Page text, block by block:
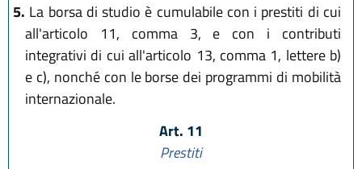
5. La borsa di studio è cumulabile con i prestiti di cui
all'articolo 11, comma 3, e con i contributi
integrativi di cui all'articolo 13, comma 1, lettere b)
e c), nonché con le borse dei programmi di mobilità
internazionale.
Art. 11
Prestiti